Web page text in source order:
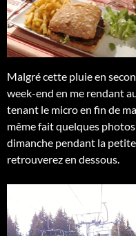
Malgré cette pluie en
week-end en me rendant
tenant le micro en fin de
même fait quelques
dimanche pendant la
retrouverez en dessous.